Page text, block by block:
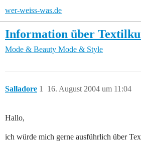
wer-weiss-was.de
Information über
Mode & Beauty Mode & Style
Salladore 16. August 2004 um 11:04
1
Hallo,
ich würde mich gerne ausführlich über